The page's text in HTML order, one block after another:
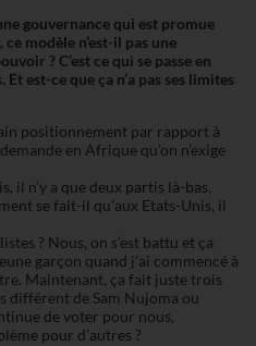
gouvernance qui est promue
modèle n’est-il pas une
? C’est ce qui se passe en
est-ce que ça n’a pas ses limites
positionnement par rapport à
en Afrique qu’on n’exige
il n’y a que deux partis là-bas,
se fait-il qu’aux Etats-Unis, il
? Nous, on s’est battu et ça
garçon quand j’ai commencé à
Maintenant, ça fait juste trois
différent de Sam Nujoma ou
de voter pour nous,
pour d’autres ?